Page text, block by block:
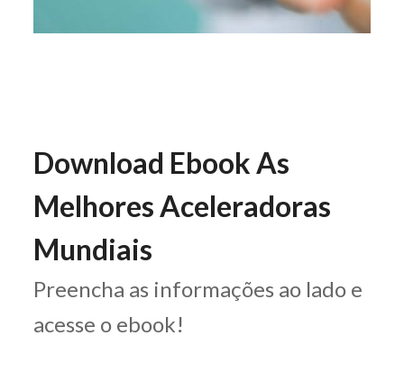
Download Ebook As
Melhores Aceleradoras
Mundiais
Preencha as informações ao lado e
acesse o ebook!